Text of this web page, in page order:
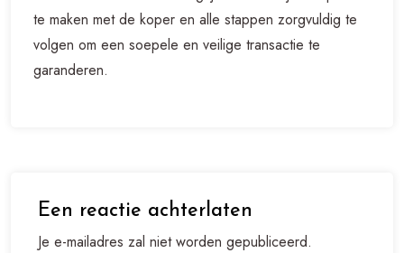
te maken met de koper en alle stappen zorgvuldig te
volgen om een soepele en veilige transactie te
garanderen.
Een reactie achterlaten
Je e-mailadres zal niet worden gepubliceerd.